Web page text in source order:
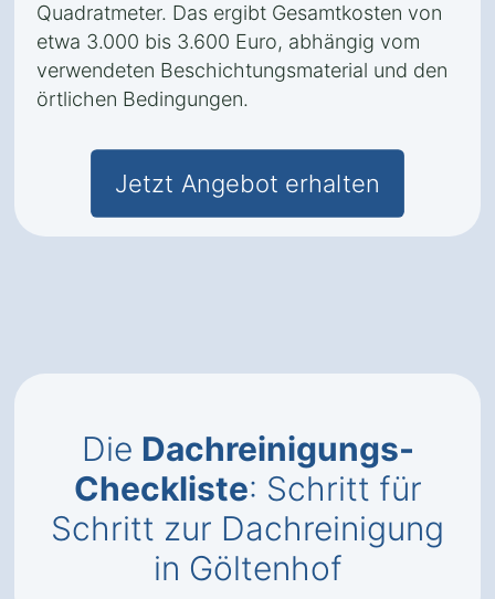
Quadratmeter. Das ergibt Gesamtkosten von
etwa 3.000 bis 3.600 Euro, abhängig vom
verwendeten Beschichtungsmaterial und den
örtlichen Bedingungen.
Jetzt Angebot erhalten
Die Dachreinigungs-
Checkliste: Schritt für
Schritt zur Dachreinigung
in Göltenhof